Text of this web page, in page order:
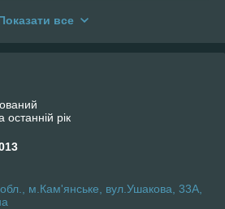
все
останній рік
обл., м.Кам'янське, вул.Ушакова, 33А,